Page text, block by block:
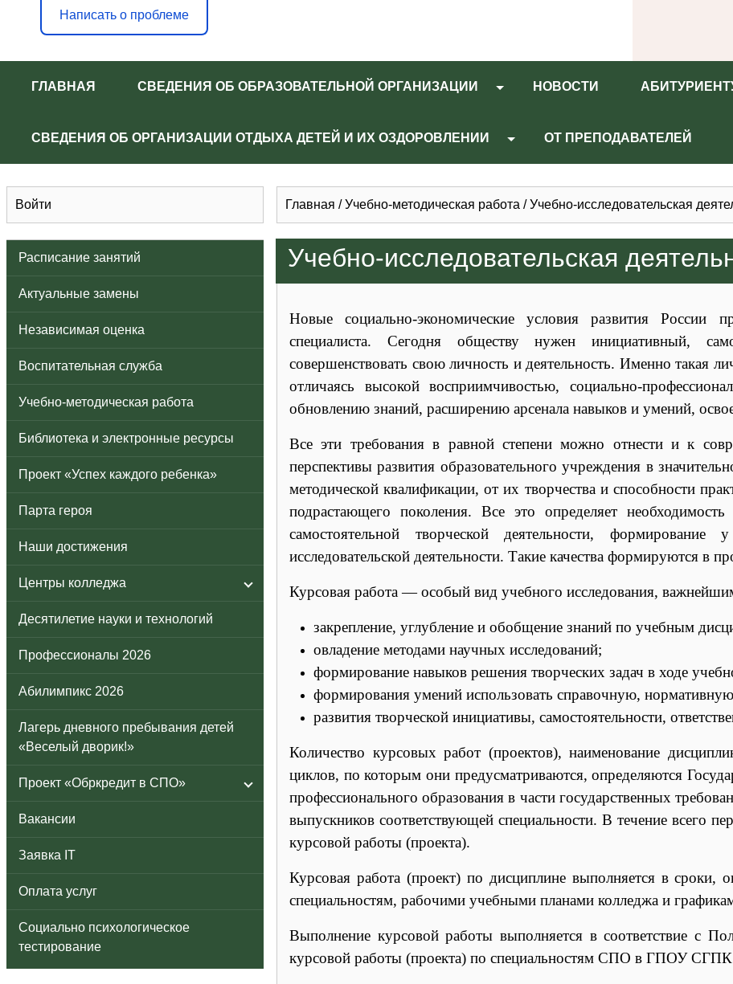
Написать о проблеме
ГЛАВНАЯ СВЕДЕНИЯ ОБ ОБРАЗОВАТЕЛЬНОЙ ОРГАНИЗАЦИИ НОВОСТИ
СВЕДЕНИЯ ОБ ОРГАНИЗАЦИИ ОТДЫХА ДЕТЕЙ И ИХ ОЗДОРОВЛЕНИИ ОТ ПРЕПОДАВАТЕЛЕЙ
Войти
Расписание занятий
Актуальные замены
Независимая оценка
Воспитательная служба
Учебно-методическая работа
Библиотека и электронные ресурсы
Проект «Успех каждого ребенка»
Парта героя
Наши достижения
Центры колледжа
Десятилетие науки и технологий
Профессионалы 2026
Абилимпикс 2026
Лагерь дневного пребывания детей
«Веселый дворик!»
Проект «Обркредит в СПО»
Вакансии
Заявка IT
Оплата услуг
Социально психологическое
тестирование
Главная /Учебно-методическая работа /Учебно-исследовательская
Учебно-исследовательская
Новые социально-экономические условия развития России
специалиста. Сегодня обществу нужен инициативный,
совершенствовать свою личность и деятельность. Именно такая
отличаясь высокой восприимчивостью, социально-
обновлению знаний, расширению арсенала навыков и умений,
Все эти требования в равной степени можно отнести и к
перспективы развития образовательного учреждения в
методической квалификации, от их творчества и способности
подрастающего поколения. Все это определяет
самостоятельной творческой деятельности,
исследовательской деятельности. Такие качества формируются в
Курсовая работа — особый вид учебного исследования,
закрепление, углубление и обобщение знаний по учебным
овладение методами научных исследований;
формирование навыков решения творческих задач в ходе
формирования умений использовать справочную,
развития творческой инициативы, самостоятельности,
Количество курсовых работ (проектов), наименование
циклов, по которым они предусматриваются, определяются
профессионального образования в части государственных
выпускников соответствующей специальности. В течение всего
курсовой работы (проекта).
Курсовая работа (проект) по дисциплине выполняется в
специальностям, рабочими учебными планами колледжа и
Выполнение курсовой работы выполняется в соответствие с
курсовой работы (проекта) по специальностям СПО в ГПОУ